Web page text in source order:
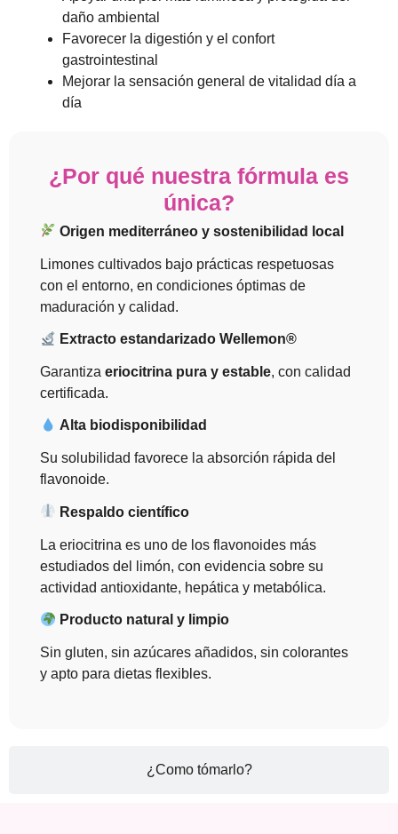
¿Como tómarlo?
daño ambiental
Favorecer la digestión y el confort
gastrointestinal
Mejorar la sensación general de vitalidad día a
día
¿Por qué nuestra fórmula es
única?
Origen mediterráneo y sostenibilidad local
Limones cultivados bajo prácticas respetuosas
con el entorno, en condiciones óptimas de
maduración y calidad.
Extracto estandarizado Wellemon®
Garantiza eriocitrina pura y estable, con calidad
certificada.
Alta biodisponibilidad
Su solubilidad favorece la absorción rápida del
flavonoide.
Respaldo científico
La eriocitrina es uno de los flavonoides más
estudiados del limón, con evidencia sobre su
actividad antioxidante, hepática y metabólica.
Producto natural y limpio
Sin gluten, sin azúcares añadidos, sin colorantes
y apto para dietas flexibles.